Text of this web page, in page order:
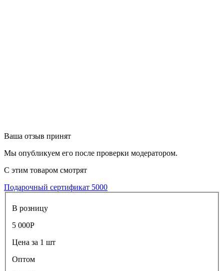
Ваша отзыв принят
Мы опубликуем его после проверки модератором.
С этим товаром смотрят
Подарочный сертификат 5000
В розницу
5 000Р
Цена за 1 шт
Оптом